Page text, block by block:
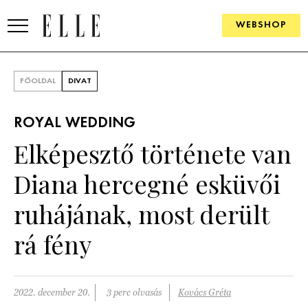
WEBSHOP
SZÉPSÉG
PSZICHÉ
PÁRKAPCSOLAT
FŐOLDAL DIVAT
ROYAL WEDDING
Elképesztő története van
Diana hercegné esküvői
ruhájának, most derült
rá fény
2022. december 20. 3 perc olvasás Kovács Gréta